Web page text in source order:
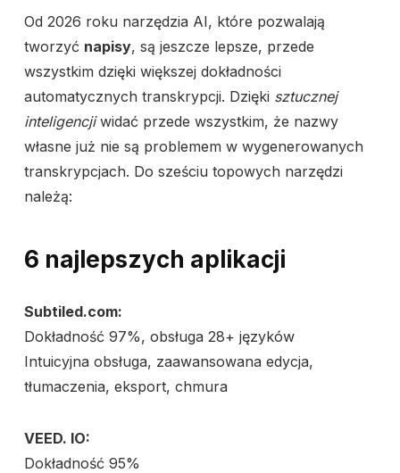
Od 2026 roku narzędzia AI, które pozwalają
tworzyć napisy, są jeszcze lepsze, przede
wszystkim dzięki większej dokładności
automatycznych transkrypcji. Dzięki sztucznej
inteligencjiwidać przede wszystkim, że nazwy
własne już nie są problemem w wygenerowanych
transkrypcjach. Do sześciu topowych narzędzi
należą:
6 najlepszych aplikacji
Subtiled.com:
Dokładność 97%, obsługa 28+ języków
Intuicyjna obsługa, zaawansowana edycja,
tłumaczenia, eksport, chmura
VEED. IO:
Dokładność 95%